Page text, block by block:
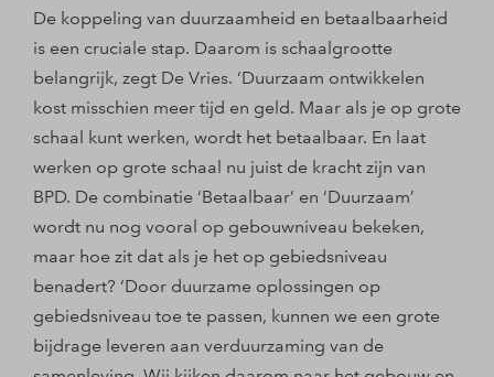
De koppeling van duurzaamheid en betaalbaarheid
is een cruciale stap. Daarom is schaalgrootte
belangrijk, zegt De Vries. ‘Duurzaam ontwikkelen
kost misschien meer tijd en geld. Maar als je op grote
schaal kunt werken, wordt het betaalbaar. En laat
werken op grote schaal nu juist de kracht zijn van
BPD. De combinatie ‘Betaalbaar’ en ‘Duurzaam’
wordt nu nog vooral op gebouwniveau bekeken,
maar hoe zit dat als je het op gebiedsniveau
benadert? ‘Door duurzame oplossingen op
gebiedsniveau toe te passen, kunnen we een grote
bijdrage leveren aan verduurzaming van de